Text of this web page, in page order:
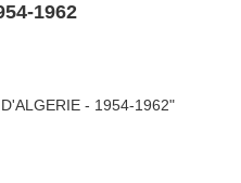
1962